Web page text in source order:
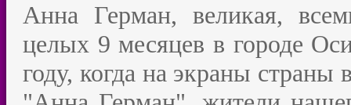
Анна Герман, великая,
целых 9 месяцев в городе
году, когда на экраны